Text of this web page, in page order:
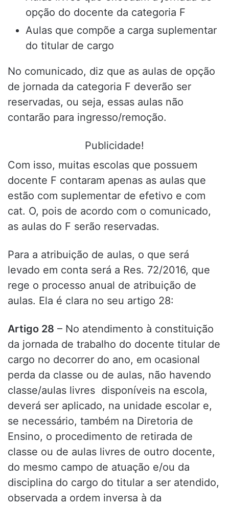
opção do docente da categoria F
Aulas que compõe a carga suplementar
do titular de cargo
No comunicado, diz que as aulas de opção
de jornada da categoria F deverão ser
reservadas, ou seja, essas aulas não
contarão para ingresso/remoção.
Publicidade!
Com isso, muitas escolas que possuem
docente F contaram apenas as aulas que
estão com suplementar de efetivo e com
cat. O, pois de acordo com o comunicado,
as aulas do F serão reservadas.
Para a atribuição de aulas, o que será
levado em conta será a Res. 72/2016, que
rege o processo anual de atribuição de
aulas. Ela é clara no seu artigo 28:
Artigo 28 – No atendimento à constituição
da jornada de trabalho do docente titular de
cargo no decorrer do ano, em ocasional
perda da classe ou de aulas, não havendo
classe/aulas livres disponíveis na escola,
deverá ser aplicado, na unidade escolar e,
se necessário, também na Diretoria de
Ensino, o procedimento de retirada de
classe ou de aulas livres de outro docente,
do mesmo campo de atuação e/ou da
disciplina do cargo do titular a ser atendido,
observada a ordem inversa à da